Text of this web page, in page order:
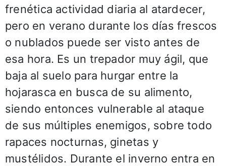
frenética actividad diaria al atardecer,
pero en verano durante los días frescos
o nublados puede ser visto antes de
esa hora. Es un trepador muy ágil, que
baja al suelo para hurgar entre la
hojarasca en busca de su alimento,
siendo entonces vulnerable al ataque
de sus múltiples enemigos, sobre todo
rapaces nocturnas, ginetas y
mustélidos. Durante el inverno entra en